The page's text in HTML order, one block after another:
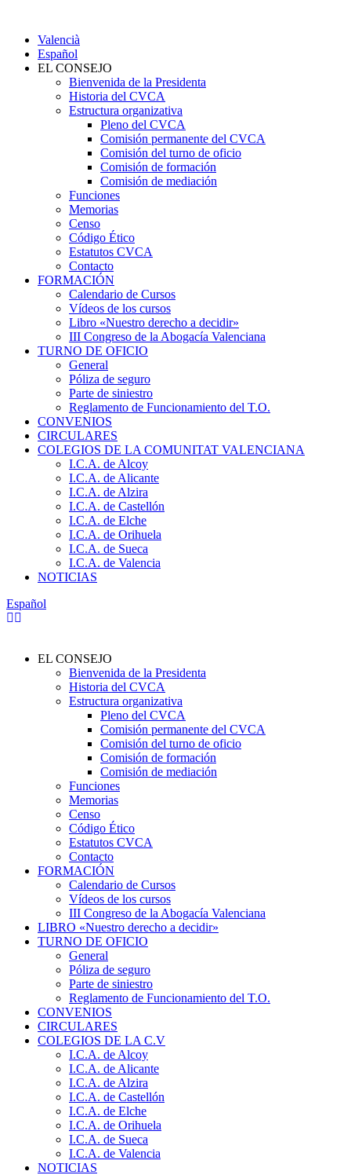
Valencià
Español
EL CONSEJO
Bienvenida de la Presidenta
Historia del CVCA
Estructura organizativa
Pleno del CVCA
Comisión permanente del CVCA
Comisión del turno de oficio
Comisión de formación
Comisión de mediación
Funciones
Memorias
Censo
Código Ético
Estatutos CVCA
Contacto
FORMACIÓN
Calendario de Cursos
Vídeos de los cursos
Libro «Nuestro derecho a decidir»
III Congreso de la Abogacía Valenciana
TURNO DE OFICIO
General
Póliza de seguro
Parte de siniestro
Reglamento de Funcionamiento del T.O.
CONVENIOS
CIRCULARES
COLEGIOS DE LA COMUNITAT VALENCIANA
I.C.A. de Alcoy
I.C.A. de Alicante
I.C.A. de Alzira
I.C.A. de Castellón
I.C.A. de Elche
I.C.A. de Orihuela
I.C.A. de Sueca
I.C.A. de Valencia
NOTICIAS
Español
EL CONSEJO
Bienvenida de la Presidenta
Historia del CVCA
Estructura organizativa
Pleno del CVCA
Comisión permanente del CVCA
Comisión del turno de oficio
Comisión de formación
Comisión de mediación
Funciones
Memorias
Censo
Código Ético
Estatutos CVCA
Contacto
FORMACIÓN
Calendario de Cursos
Vídeos de los cursos
III Congreso de la Abogacía Valenciana
LIBRO «Nuestro derecho a decidir»
TURNO DE OFICIO
General
Póliza de seguro
Parte de siniestro
Reglamento de Funcionamiento del T.O.
CONVENIOS
CIRCULARES
COLEGIOS DE LA C.V
I.C.A. de Alcoy
I.C.A. de Alicante
I.C.A. de Alzira
I.C.A. de Castellón
I.C.A. de Elche
I.C.A. de Orihuela
I.C.A. de Sueca
I.C.A. de Valencia
NOTICIAS